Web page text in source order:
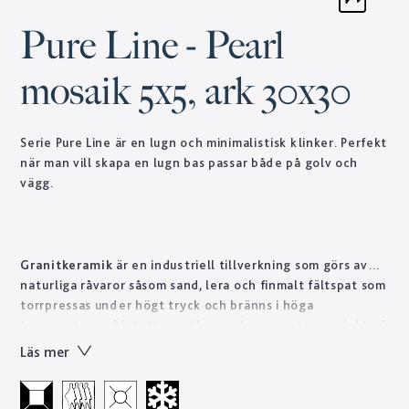
Pure Line - Pearl
mosaik 5x5, ark 30x30
Serie Pure Line är en lugn och minimalistisk klinker. Perfekt
när man vill skapa en lugn bas passar både på golv och
vägg.
Granitkeramik är en industriell tillverkning som görs av
naturliga råvaror såsom sand, lera och finmalt fältspat som
torrpressas under högt tryck och bränns i höga
kort tid som skulle ta naturen tusentals år att forma.
lätt att sköta till skillnad från natursten som ofta kräver
regelbundet underhåll. Designen skapas genom en otrolig
Läs mer